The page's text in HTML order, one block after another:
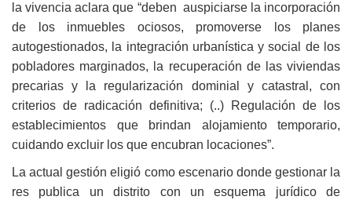
la vivencia aclara que “deben auspiciarse la incorporación
de los inmuebles ociosos, promoverse los planes
autogestionados, la integración urbanística y social de los
pobladores marginados, la recuperación de las viviendas
precarias y la regularización dominial y catastral, con
criterios de radicación definitiva; (..) Regulación de los
establecimientos que brindan alojamiento temporario,
cuidando excluir los que encubran locaciones”.
La actual gestión eligió como escenario donde gestionar la
res publica un distrito con un esquema jurídico de